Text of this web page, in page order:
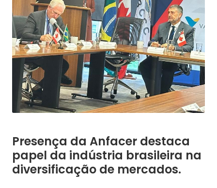
Presença da Anfacer destaca
papel da indústria brasileira na
diversificação de mercados.